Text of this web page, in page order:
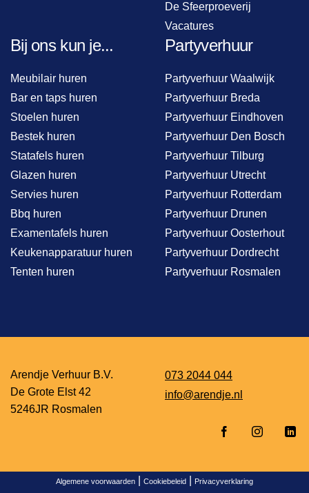
De Sfeerproeverij
Vacatures
Bij ons kun je...
Meubilair huren
Bar en taps huren
Stoelen huren
Bestek huren
Statafels huren
Glazen huren
Servies huren
Bbq huren
Examentafels huren
Keukenapparatuur huren
Tenten huren
Partyverhuur
Partyverhuur Waalwijk
Partyverhuur Breda
Partyverhuur Eindhoven
Partyverhuur Den Bosch
Partyverhuur Tilburg
Partyverhuur Utrecht
Partyverhuur Rotterdam
Partyverhuur Drunen
Partyverhuur Oosterhout
Partyverhuur Dordrecht
Partyverhuur Rosmalen
Arendje Verhuur B.V.
De Grote Elst 42
5246JR Rosmalen
073 2044 044
info@arendje.nl
Algemene voorwaarden Cookiebeleid Privacyverklaring